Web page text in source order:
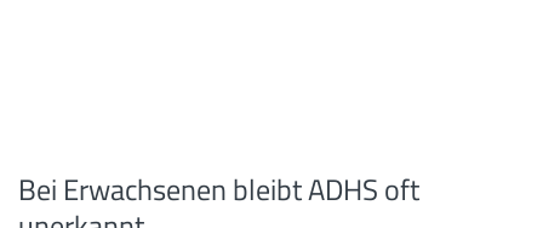
Bei Erwachsenen bleibt ADHS oft